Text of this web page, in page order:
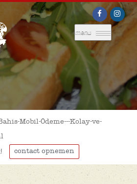
menu
Mobil-Ödeme---Kolay-ve-
contact opnemen